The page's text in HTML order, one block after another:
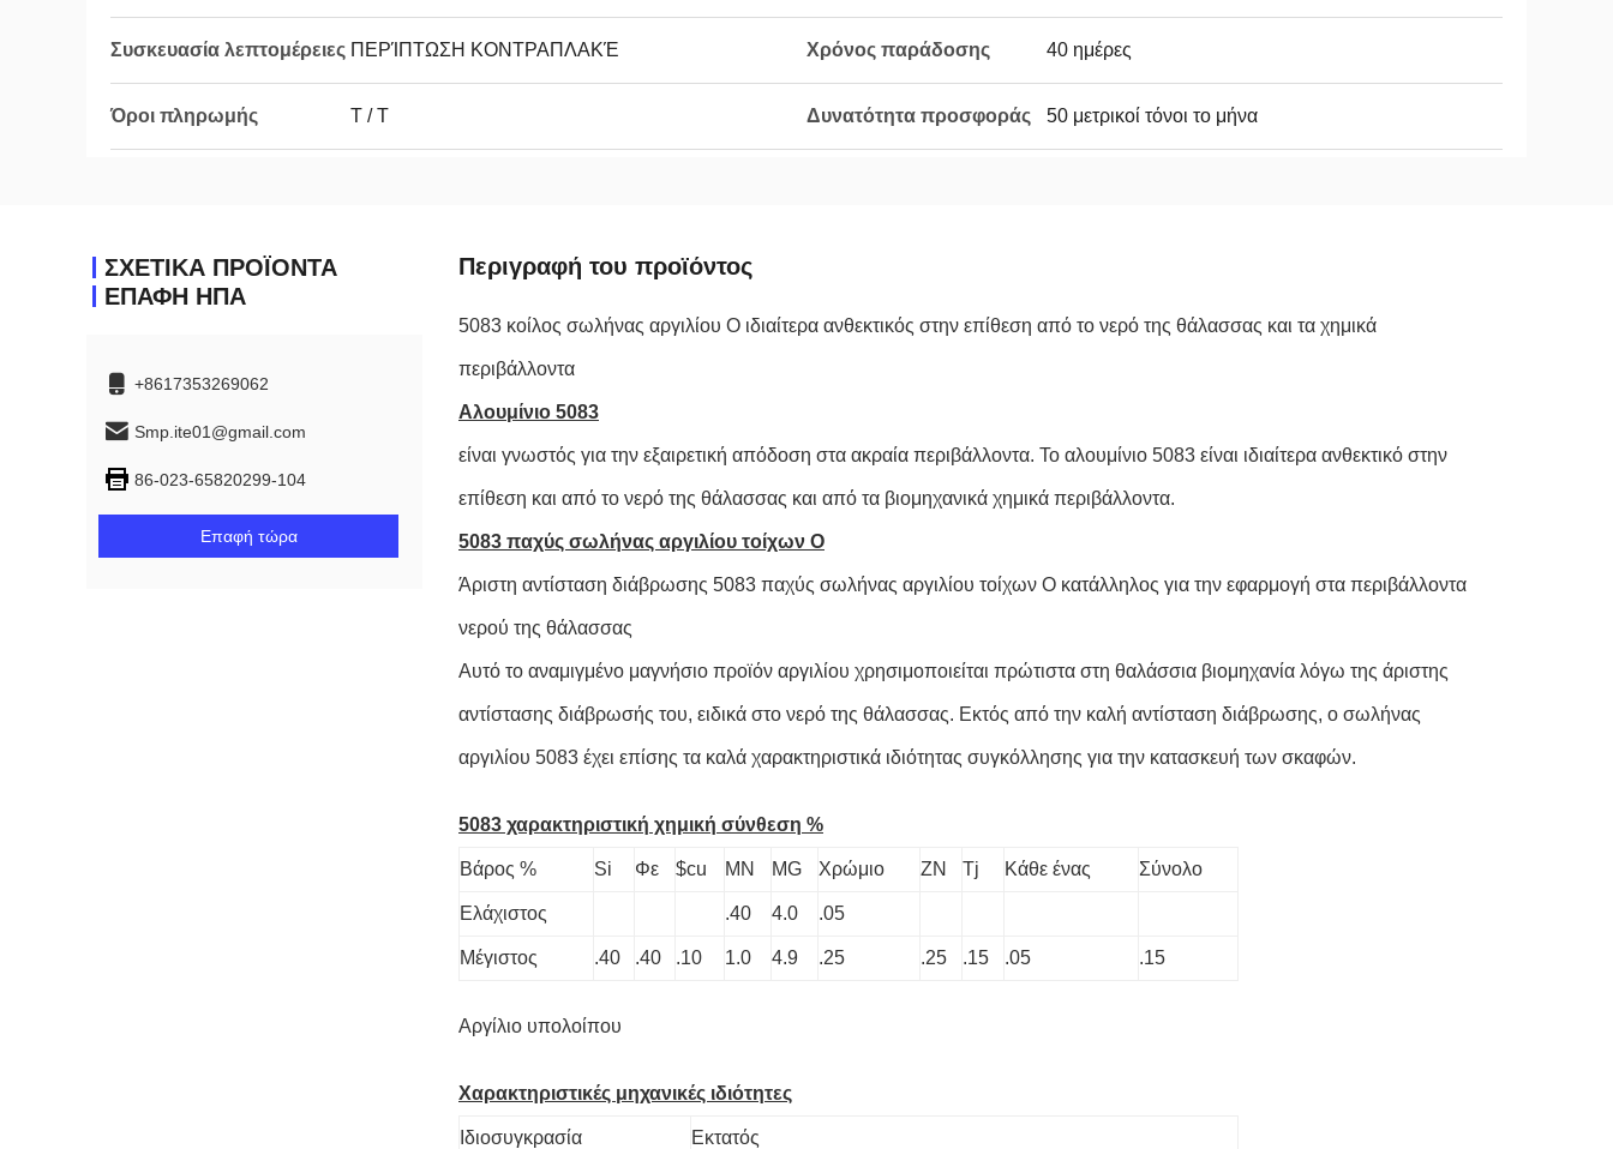
Συσκευασία λεπτομέρειες ΠΕΡΊΠΤΩΣΗ ΚΟΝΤΡΑΠΛΑΚΈ Χρόνος παράδοσης 40 ημέρες
Όροι πληρωμής T / T Δυνατότητα προσφοράς 50 μετρικοί τόνοι το μήνα
ΣΧΕΤΙΚΑ ΠΡΟΪΟΝΤΑ
ΕΠΑΦΉ ΗΠΑ
+8617353269062
Smp.ite01@gmail.com
86-023-65820299-104
Επαφή τώρα
Περιγραφή του προϊόντος
5083 κοίλος σωλήνας αργιλίου Ο ιδιαίτερα ανθεκτικός στην επίθεση από το νερό της θάλασσας και τα χημικά
περιβάλλοντα
Αλουμίνιο 5083
είναι γνωστός για την εξαιρετική απόδοση στα ακραία περιβάλλοντα. Το αλουμίνιο 5083 είναι ιδιαίτερα ανθεκτικό στην
επίθεση και από το νερό της θάλασσας και από τα βιομηχανικά χημικά περιβάλλοντα.
5083 παχύς σωλήνας αργιλίου τοίχων Ο
Άριστη αντίσταση διάβρωσης 5083 παχύς σωλήνας αργιλίου τοίχων Ο κατάλληλος για την εφαρμογή στα περιβάλλοντα
νερού της θάλασσας
Αυτό το αναμιγμένο μαγνήσιο προϊόν αργιλίου χρησιμοποιείται πρώτιστα στη θαλάσσια βιομηχανία λόγω της άριστης
αντίστασης διάβρωσής του, ειδικά στο νερό της θάλασσας. Εκτός από την καλή αντίσταση διάβρωσης, ο σωλήνας
αργιλίου 5083 έχει επίσης τα καλά χαρακτηριστικά ιδιότητας συγκόλλησης για την κατασκευή των σκαφών.
5083 χαρακτηριστική χημική σύνθεση %
Βάρος % Si Φε $cu ΜΝ MG Χρώμιο ZN Tj Κάθε ένας Σύνολο
Ελάχιστος .40 4.0 .05
Μέγιστος .40 .40 .10 1.0 4.9 .25 .25 .15 .05 .15
Αργίλιο υπολοίπου
Χαρακτηριστικές μηχανικές ιδιότητες
Ιδιοσυγκρασία Εκτατός